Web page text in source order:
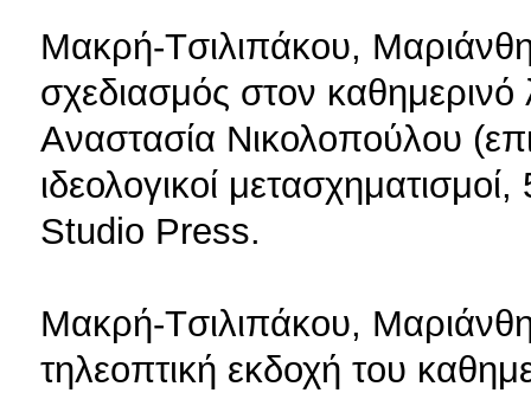
Mακρή-Tσιλιπάκου,
σχεδιασμός στον
Aναστασία Nικολοπούλου
ιδεολογικοί
Studio Press.
Mακρή-Tσιλιπάκου,
τηλεοπτική εκδοχή του